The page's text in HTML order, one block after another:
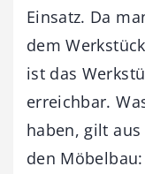
Einsatz. Da
dem
ist das
erreichbar.
haben, gilt
den